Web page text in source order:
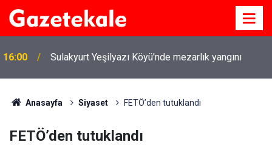
16:00 Sulakyurt Yeşilyazı Köyü'nde mezarlık yangını
Anasayfa Siyaset FETÖ’den tutuklandı
FETÖ’den tutuklandı